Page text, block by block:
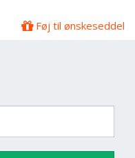
Føj til ønskeseddel